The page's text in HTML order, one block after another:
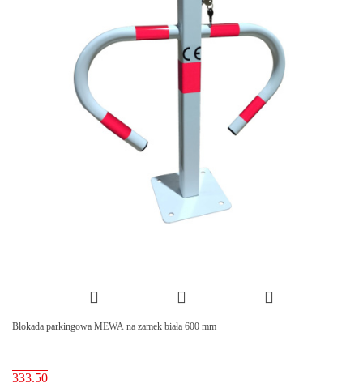
Blokada parkingowa MEWA na zamek biała 600 mm
333.50